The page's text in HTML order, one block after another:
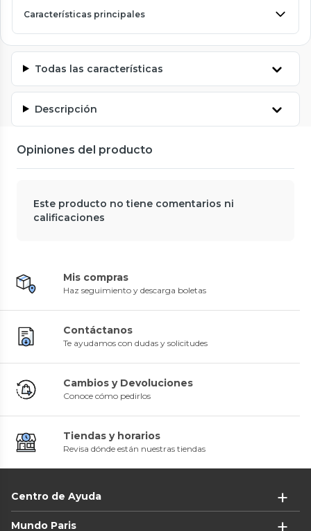
Características principales
Todas las características
Descripción
Opiniones del producto
Este producto no tiene comentarios ni
calificaciones
Mis compras
Haz seguimiento y descarga boletas
Contáctanos
Te ayudamos con dudas y solicitudes
Cambios y Devoluciones
Conoce cómo pedirlos
Tiendas y horarios
Revisa dónde están nuestras tiendas
Centro de Ayuda
Mundo Paris